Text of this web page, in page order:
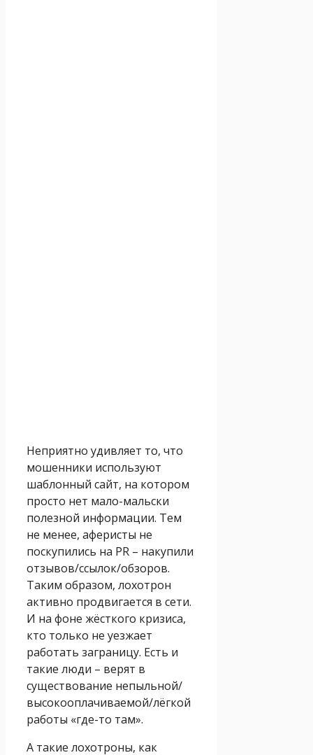
Неприятно удивляет то, что
мошенники используют
шаблонный сайт, на котором
просто нет мало-мальски
полезной информации. Тем
не менее, аферисты не
поскупились на PR – накупили
отзывов/ссылок/обзоров.
Таким образом, лохотрон
активно продвигается в сети.
И на фоне жёсткого кризиса,
кто только не уезжает
работать заграницу. Есть и
такие люди – верят в
существование непыльной/
высокооплачиваемой/лёгкой
работы «где-то там».
А такие лохотроны, как